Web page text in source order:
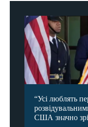
“Усі люблять
США значно